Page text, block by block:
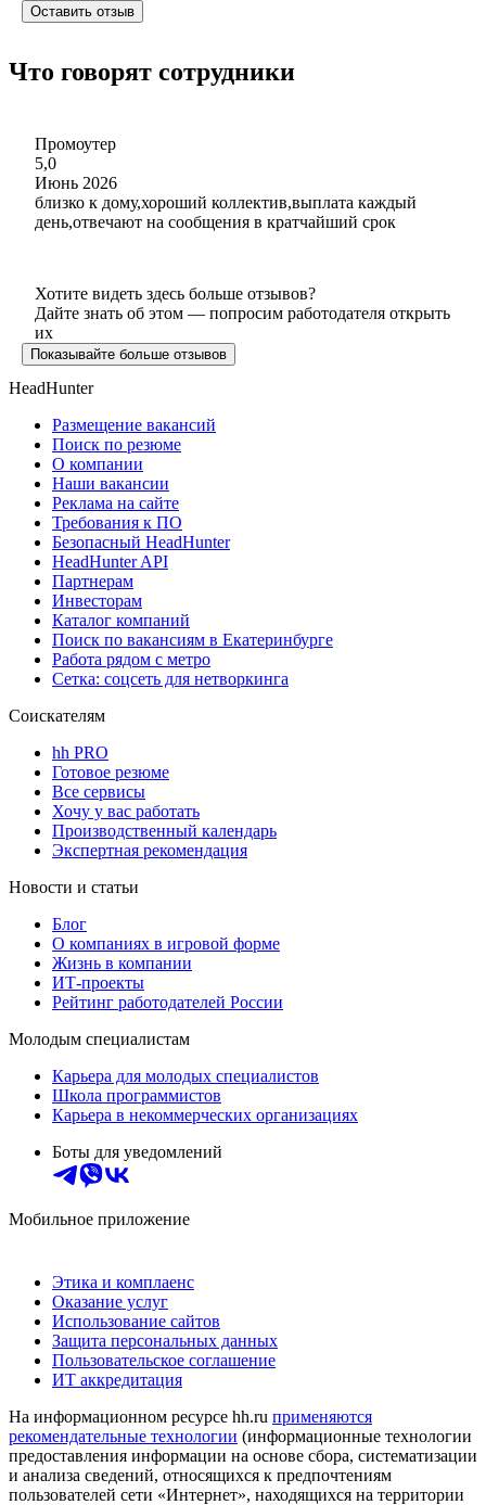
Оставить отзыв
Что говорят сотрудники
Промоутер
5,0
Июнь 2026
близко к дому,хороший коллектив,выплата каждый
день,отвечают на сообщения в кратчайший срок
Хотите видеть здесь больше отзывов?
Дайте знать об этом — попросим работодателя открыть
их
Показывайте больше отзывов
HeadHunter
Размещение вакансий
Поиск по резюме
О компании
Наши вакансии
Реклама на сайте
Требования к ПО
Безопасный HeadHunter
HeadHunter API
Партнерам
Инвесторам
Каталог компаний
Поиск по вакансиям в Екатеринбурге
Работа рядом с метро
Сетка: соцсеть для нетворкинга
Соискателям
hh PRO
Готовое резюме
Все сервисы
Хочу у вас работать
Производственный календарь
Экспертная рекомендация
Новости и статьи
Блог
О компаниях в игровой форме
Жизнь в компании
ИТ-проекты
Рейтинг работодателей России
Молодым специалистам
Карьера для молодых специалистов
Школа программистов
Карьера в некоммерческих организациях
Боты для уведомлений
Мобильное приложение
Этика и комплаенс
Оказание услуг
Использование сайтов
Защита персональных данных
Пользовательское соглашение
ИТ аккредитация
На информационном ресурсе hh.ru применяются
рекомендательные технологии (информационные технологии
предоставления информации на основе сбора, систематизации
и анализа сведений, относящихся к предпочтениям
пользователей сети «Интернет», находящихся на территории